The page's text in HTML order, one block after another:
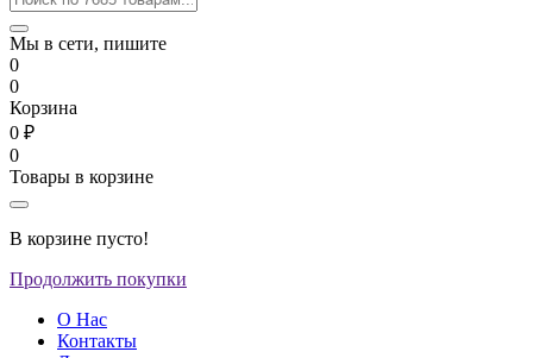
Мы в сети, пишите
0
0
Корзина
0 ₽
0
Товары в корзине
В корзине пусто!
Продолжить покупки
О Нас
Контакты